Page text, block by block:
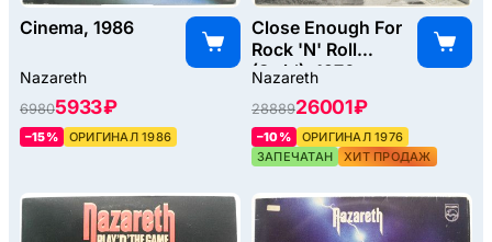
Cinema, 1986
Nazareth
69805933 ₽
–15% ОРИГИНАЛ 1986
Close Enough For
Rock 'N' Roll
(Swirl), 1976
Nazareth
2888926001 ₽
–10%
ОРИГИНАЛ 1976
ЗАПЕЧАТАН
ХИТ ПРОДАЖ